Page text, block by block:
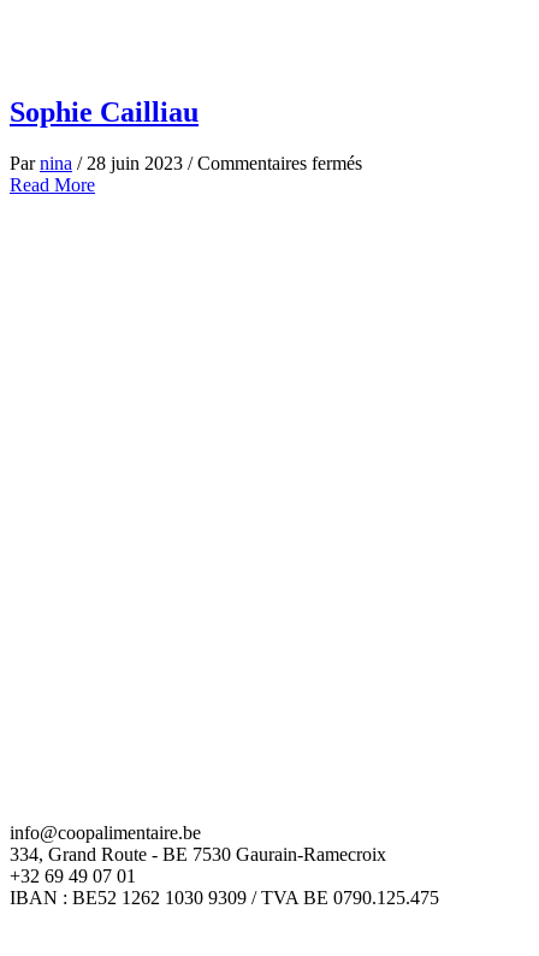
Sophie Cailliau
Parnina / 28 juin 2023 / Commentaires ferméssur
Read Moreabout
info@coopalimentaire.be
334, Grand Route - BE 7530 Gaurain-Ramecroix
+32 69 49 07 01
IBAN : BE52 1262 1030 9309 / TVA BE 0790.125.475